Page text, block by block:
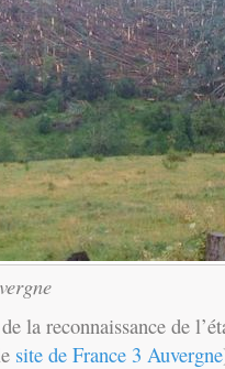
la reconnaissance de
site de France 3 Auvergne